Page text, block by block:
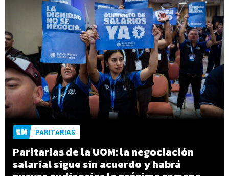
PARITARIAS
Paritarias de la UOM: la negociación
salarial sigue sin acuerdo y habrá